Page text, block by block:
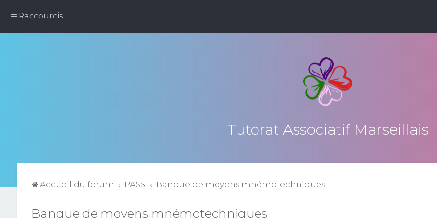
Raccourcis
Tutorat Associatif Marseillais
Accueil du forum PASS Banque de moyens mnémotechniques
Banque de moyens mnémotechniques